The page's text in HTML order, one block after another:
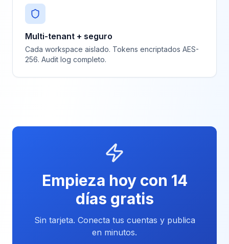
Multi-tenant + seguro
Cada workspace aislado. Tokens encriptados AES-
256. Audit log completo.
Empieza hoy con 14
días gratis
Sin tarjeta. Conecta tus cuentas y publica
en minutos.